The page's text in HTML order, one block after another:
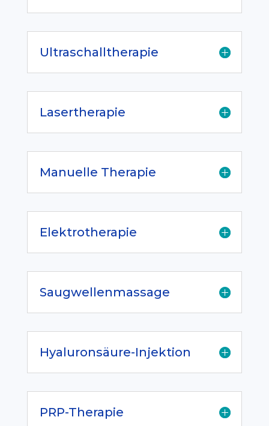
Ultraschalltherapie
Lasertherapie
Manuelle Therapie
Elektrotherapie
Saugwellenmassage
Hyaluronsäure-Injektion
PRP-Therapie